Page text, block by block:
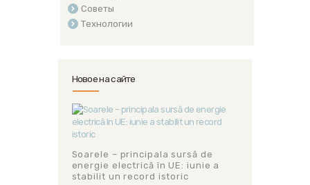
Советы
Технологии
Новое на сайте
Soarele – principala sursă de
energie electrică în UE: iunie a
stabilit un record istoric